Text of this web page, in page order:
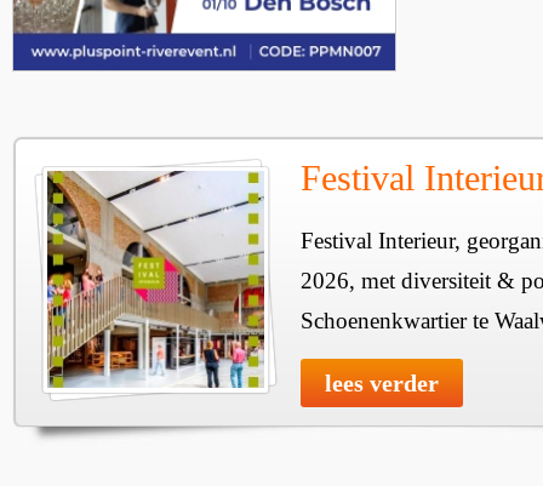
Festival
Festival Interieur,
2026, met diversiteit &
Schoenenkwartier te
lees verder